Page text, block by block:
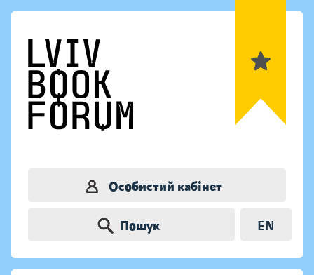
Особистий кабінет
Пошук EN